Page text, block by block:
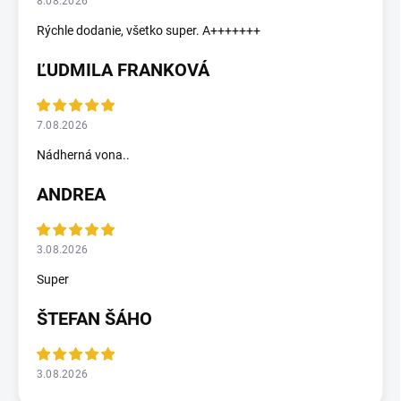
Rýchle dodanie, všetko super. A+++++++
ĽUDMILA FRANKOVÁ
7.08.2026
Nádherná vona..
ANDREA
3.08.2026
Super
ŠTEFAN ŠÁHO
3.08.2026